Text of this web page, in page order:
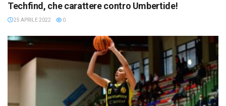
Techfind, che carattere contro Umbertide!
25 APRILE 2022 0